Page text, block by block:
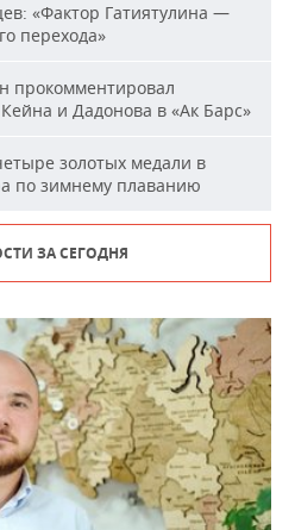
«Фактор Гатиятулина —
перехода»
прокомментировал
и Дадонова в «Ак Барс»
золотых медали в
по зимнему плаванию
ЗА СЕГОДНЯ